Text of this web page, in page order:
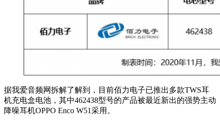
据我爱音频网拆解了解到，目前佰力电子已推出多款TWS耳
机充电盒电池，其中462438型号的产品被最近新出的强势主动
降噪耳机OPPO Enco W51采用。